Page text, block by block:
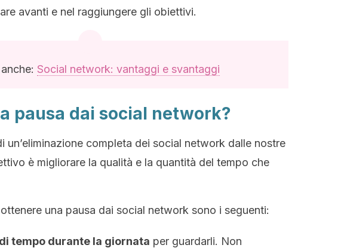
avanti e nel raggiungere gli obiettivi.
Social network: vantaggi e svantaggi
pausa dai social network?
un’eliminazione completa dei social network dalle nostre
è migliorare la qualità e la quantità del tempo che
una pausa dai social network sono i seguenti:
tempo durante la giornata per guardarli. Non